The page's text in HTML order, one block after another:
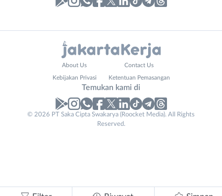
No. Telp /
Asisten
Selatan
About Us Contact Us
Kebijakan Privasi Ketentuan Pemasangan
Temukan kami di
© 2026 PT Saka Cipta Swakarya (Roocket Media). All Rights
Reserved.